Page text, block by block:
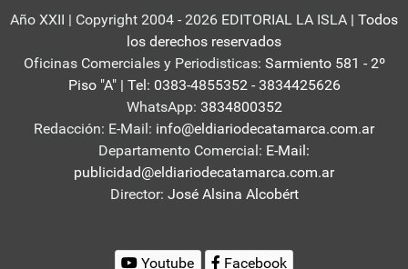
Año XXII | Copyright 2004 - 2026 EDITORIAL LA ISLA | Todos
los derechos reservados
Oficinas Comerciales y Periodisticas: Sarmiento 581 - 2º
Piso "A" | Tel: 0383-4855352 - 3834425626
WhatsApp: 3834800352
Redacción: E-Mail: info@eldiariodecatamarca.com.ar
Departamento Comercial: E-Mail:
publicidad@eldiariodecatamarca.com.ar
Director: José Alsina Alcobért
Youtube Facebook